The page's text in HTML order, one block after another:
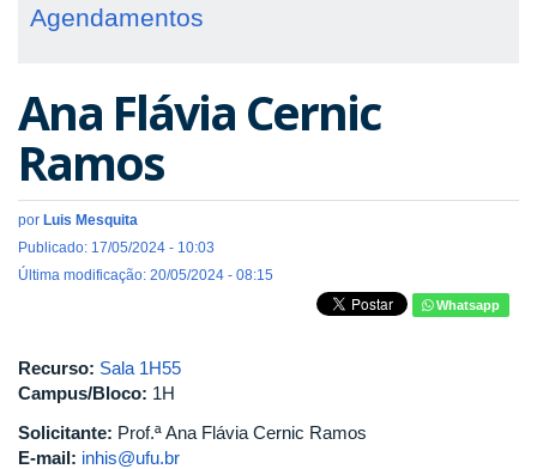
Agendamentos
Ana Flávia Cernic
Ramos
por Luis Mesquita
Publicado: 17/05/2024 - 10:03
Última modificação: 20/05/2024 - 08:15
Whatsapp
Recurso: Sala 1H55
Campus/Bloco: 1H
Solicitante: Prof.ª Ana Flávia Cernic Ramos
E-mail: inhis@ufu.br